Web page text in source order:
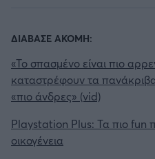
ΔΙΑΒΑΣΕ ΑΚΟΜΗ:
«Το σπασμένο είναι πιο
καταστρέφουν τα
«πιο άνδρες» (vid)
Playstation Plus: Τα πιο fun
οικογένεια